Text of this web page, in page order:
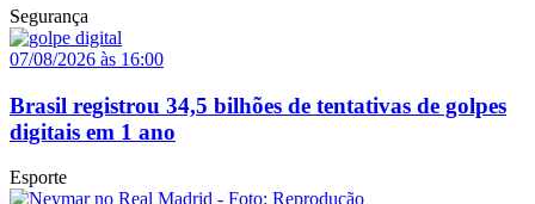
Segurança
07/08/2026 às 16:00
Brasil registrou 34,5 bilhões de tentativas de golpes
digitais em 1 ano
Esporte